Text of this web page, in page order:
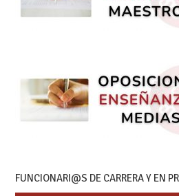
FUNCIONARI@S DE CARRERA Y EN